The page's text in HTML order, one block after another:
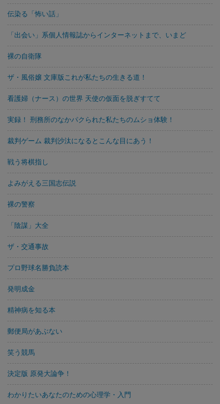
伝染る「怖い話」
「出会い」系個人情報誌からインターネットまで、いまど
裸の自衛隊
ザ・風俗嬢 文庫版これが私たちの生きる道！
看護婦（ナース）の世界 天使の仮面を脱ぎすてて
実録！ 刑務所のなかパクられた私たちのムショ体験！
裁判ゲーム 裁判沙汰になるとこんな目にあう！
戦う将棋指し
よみがえる三国志伝説
裸の警察
「陰謀」大全
ザ・交通事故
プロ野球名勝負読本
発明成金
精神病を知る本
郵便局があぶない
笑う競馬
決定版 原発大論争！
わかりたいあなたのための心理学・入門